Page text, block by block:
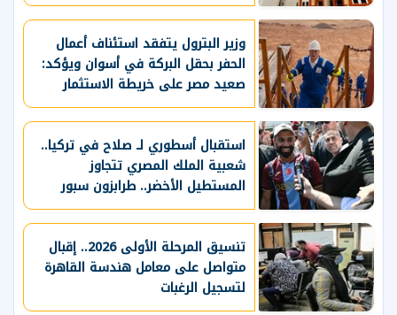
وزير البترول يتفقد استئناف أعمال
الحفر بحقل البركة في أسوان ويؤكد:
صعيد مصر على خريطة الاستثمار
البترولي
استقبال أسطوري لـ صلاح في تركيا..
شعبية الملك المصري تتجاوز
المستطيل الأخضر.. طرابزون سبور
يسعي لاستعادة لقب الدوري التركي
وتعزيز حظوظه في المنافسات
الأوروبية
تنسيق المرحلة الأولى 2026.. إقبال
متواصل على معامل هندسة القاهرة
لتسجيل الرغبات